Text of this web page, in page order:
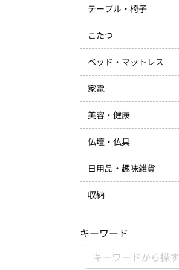
テーブル・椅子
こたつ
ベッド・マットレス
家電
美容・健康
仏壇・仏具
日用品・趣味雑貨
収納
キーワード